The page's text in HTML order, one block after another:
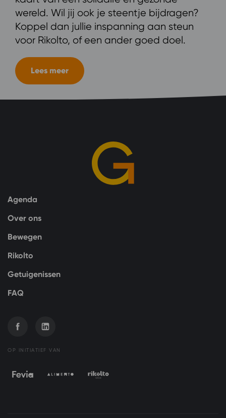
wereld. Wil jij ook je steentje bijdragen?
Koppel dan jullie inspanning aan steun
voor Rikolto, of een ander goed doel.
Lees meer
Agenda
Over ons
Bewegen
Rikolto
Getuigenissen
FAQ
OP INITIATIEF VAN